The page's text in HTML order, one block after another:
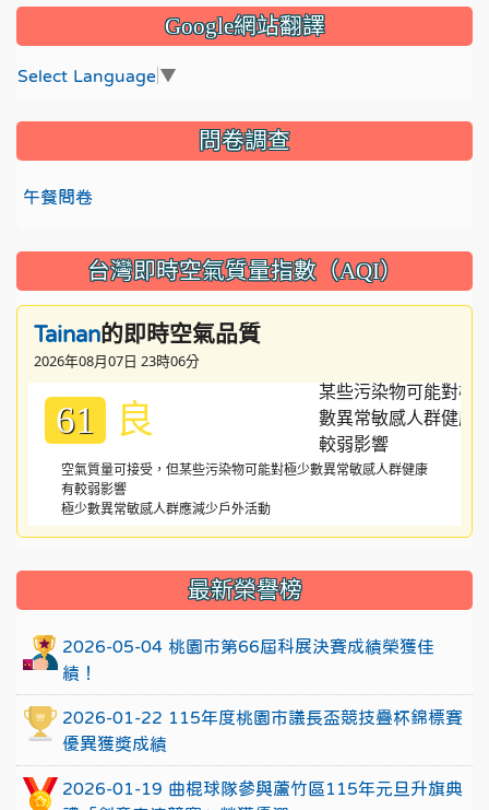
Google網站翻譯
Select Language ▼
問卷調查
午餐問卷
台灣即時空氣質量指數（AQI）
Tainan的即時空氣品質
2026年08月07日 23時06分
61 良
空氣質量可接受，但某些污染物可能對極少數異常敏感人群健康
有較弱影響
極少數異常敏感人群應減少戶外活動
::: 最新榮譽榜
2026-05-04 桃園市第66屆科展決賽成績榮獲佳
績！
2026-01-22 115年度桃園市議長盃競技疊杯錦標賽
優異獲獎成績
2026-01-19 曲棍球隊參與蘆竹區115年元旦升旗典